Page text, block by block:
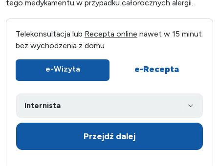
tego medykamentu w przypadku całorocznych alergii.
Telekonsultacja lub Recepta online nawet w 15 minut
bez wychodzenia z domu
e-Wizyta e-Recepta
Przejdź dalej